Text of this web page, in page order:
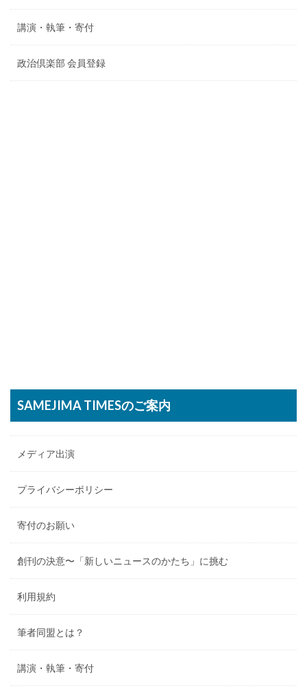
講演・執筆・寄付
政治倶楽部 会員登録
SAMEJIMA TIMESのご案内
メディア出演
プライバシーポリシー
寄付のお願い
創刊の決意〜「新しいニュースのかたち」に挑む
利用規約
筆者同盟とは？
講演・執筆・寄付